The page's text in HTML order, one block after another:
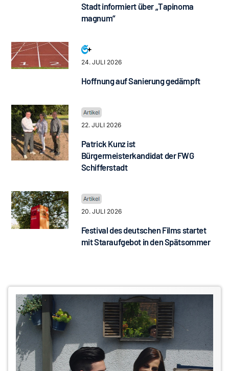
Stadt informiert über „Tapinoma
magnum“
24. JULI 2026
Hoffnung auf Sanierung gedämpft
22. JULI 2026
Patrick Kunz ist
Bürgermeisterkandidat der FWG
Schifferstadt
20. JULI 2026
Festival des deutschen Films startet
mit Staraufgebot in den Spätsommer